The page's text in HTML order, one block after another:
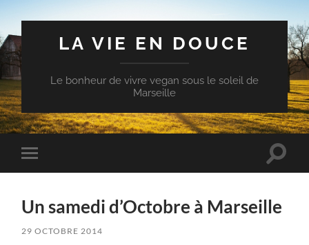
LA VIE EN DOUCE
Le bonheur de vivre vegan sous le soleil de
Marseille
Toggle
mobile
Toggle
Un samedi d’Octobre à Marseille
29 OCTOBRE 2014